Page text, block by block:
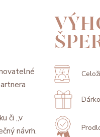
či „v
návrh.